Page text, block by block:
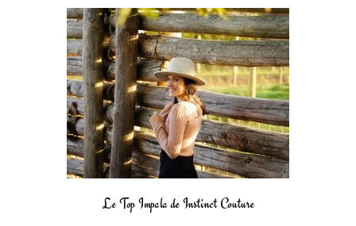
Le Top Impala de Instinct Couture